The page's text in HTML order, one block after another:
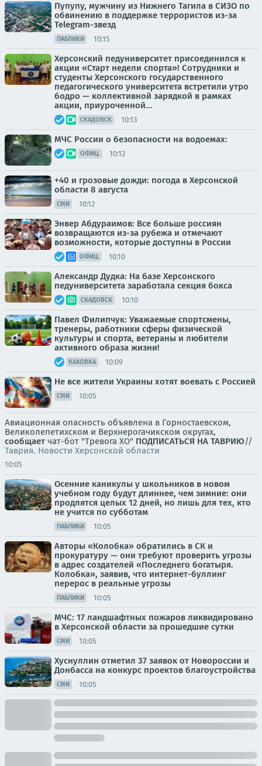
Пупупу, мужчину из Нижнего Тагила в СИЗО по
обвинению в поддержке террористов из-за
Telegram-звезд
ПАБЛИКИ 10:15
Херсонский педуниверситет присоединился к
акции «Старт недели спорта»! Сотрудники и
студенты Херсонского государственного
педагогического университета встретили утро
бодро — коллективной зарядкой в рамках
акции, приуроченной...
СКАДОВСК 10:13
МЧС России о безопасности на водоемах:
ОФИЦ. 10:12
+40 и грозовые дожди: погода в Херсонской
области 8 августа
СМИ 10:12
Энвер Абдураимов: Все больше россиян
возвращаются из-за рубежа и отмечают
возможности, которые доступны в России
ОФИЦ. 10:10
Александр Дудка: На базе Херсонского
педуниверситета заработала секция бокса
СКАДОВСК 10:10
Павел Филипчук: Уважаемые спортсмены,
тренеры, работники сферы физической
культуры и спорта, ветераны и любители
активного образа жизни!
КАХОВКА 10:09
Не все жители Украины хотят воевать с Россией
СМИ 10:05
Авиационная опасность объявлена в Горностаевском,
Великолепетихском и Верхнерогачикском округах,
сообщает чат-бот "Тревога ХО" ПОДПИСАТЬСЯ НА ТАВРИЮ//
Таврия. Новости Херсонской области
10:05
Осенние каникулы у школьников в новом
учебном году будут длиннее, чем зимние: они
продлятся целых 12 дней, но лишь для тех, кто
не учится по субботам
ПАБЛИКИ 10:05
Авторы «Колобка» обратились в СК и
прокуратуру — они требуют проверить угрозы
в адрес создателей «Последнего богатыря.
Колобка», заявив, что интернет-буллинг
перерос в реальные угрозы
ПАБЛИКИ 10:05
МЧС: 17 ландшафтных пожаров ликвидировано
в Херсонской области за прошедшие сутки
СМИ 10:05
Хуснуллин отметил 37 заявок от Новороссии и
Донбасса на конкурс проектов благоустройства
СМИ 10:05